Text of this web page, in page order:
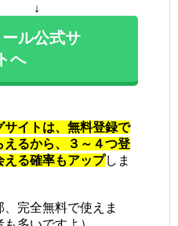
↓
ル公式サ
へ
サイトは、無料登録で
るから、３～４つ登
える確率もアップしま
完全無料で使えま